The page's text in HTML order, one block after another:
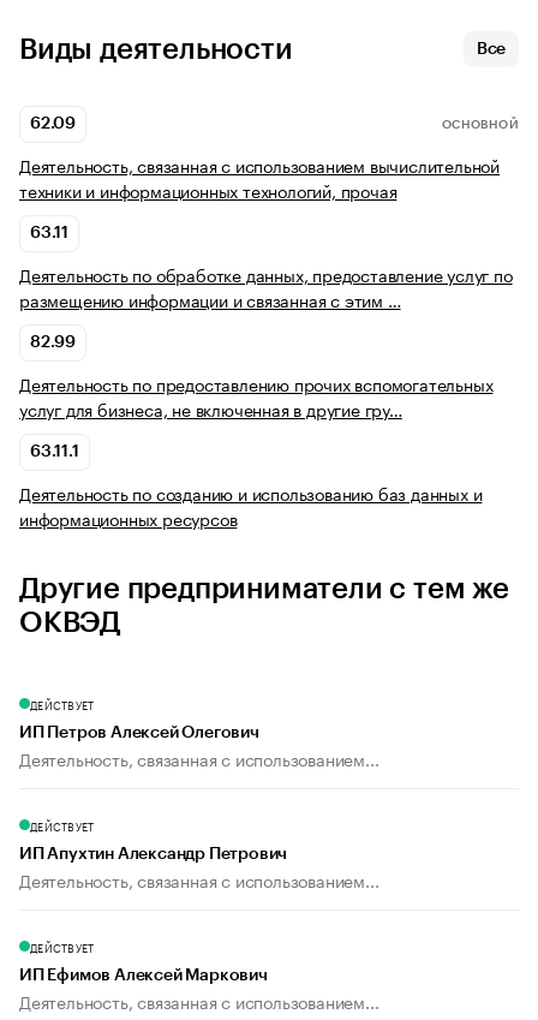
Виды деятельности Все
62.09 ОСНОВНОЙ
Деятельность, связанная с использованием вычислительной
техники и информационных технологий, прочая
63.11
Деятельность по обработке данных, предоставление услуг по
размещению информации и связанная с этим …
82.99
Деятельность по предоставлению прочих вспомогательных
услуг для бизнеса, не включенная в другие гру…
63.11.1
Деятельность по созданию и использованию баз данных и
информационных ресурсов
Другие предприниматели с тем же
ОКВЭД
ДЕЙСТВУЕТ
ИП Петров Алексей Олегович
Деятельность, связанная с использованием...
ДЕЙСТВУЕТ
ИП Апухтин Александр Петрович
Деятельность, связанная с использованием...
ДЕЙСТВУЕТ
ИП Ефимов Алексей Маркович
Деятельность, связанная с использованием...